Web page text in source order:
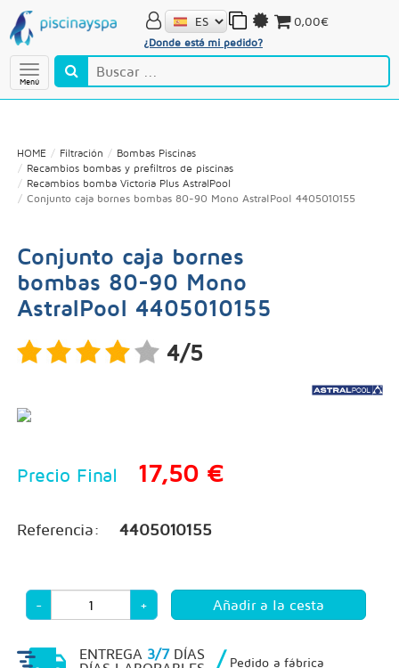
Menú
¿Donde está mi pedido?
0,00€
HOME Filtración
Bombas Piscinas
Recambios bombas y prefiltros de piscinas
Recambios bomba Victoria Plus AstralPool
Conjunto caja bornes bombas 80-90 Mono AstralPool 4405010155
Conjunto caja bornes
bombas 80-90 Mono
AstralPool 4405010155
4/5
Precio Final 17,50 €
Referencia: 4405010155
- +
ENTREGA 3/7DÍAS
/ Pedido a fábrica